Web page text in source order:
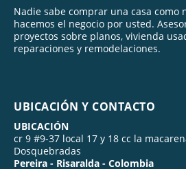
Nadie sabe comprar una casa como
hacemos el negocio por usted.
proyectos sobre planos, vivienda
reparaciones y remodelaciones.
UBICACIÓN Y CONTACTO
UBICACIÓN
cr 9 #9-37 local 17 y 18 cc la
Dosquebradas
Pereira - Risaralda - Colombia